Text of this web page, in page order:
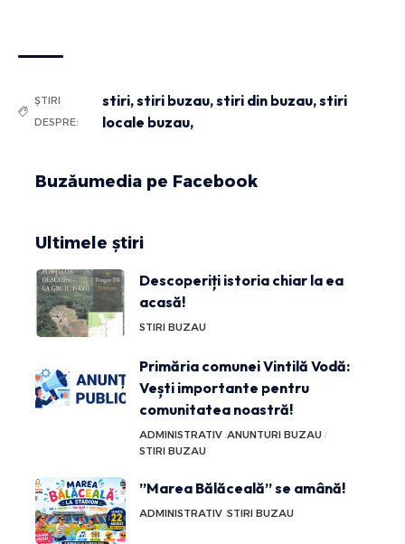
ȘTIRI
DESPRE:
stiri,stiri buzau,stiri din buzau,stiri
locale buzau,
Buzăumedia pe Facebook
Ultimele știri
Descoperiți istoria chiar la ea
acasă!
STIRI BUZAU
Primăria comunei Vintilă Vodă:
Vești importante pentru
comunitatea noastră!
ADMINISTRATIV ANUNTURI BUZAU
STIRI BUZAU
”Marea Bălăceală” se amână!
ADMINISTRATIV STIRI BUZAU